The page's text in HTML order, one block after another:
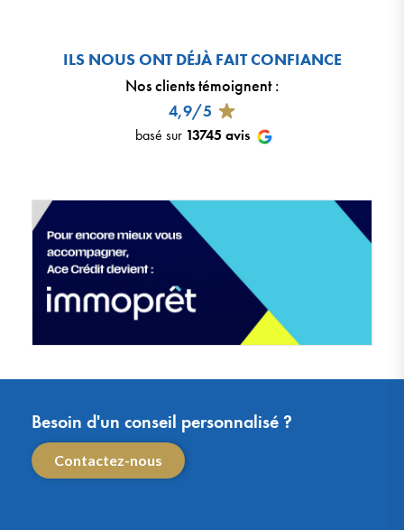
ILS NOUS ONT DÉJÀ FAIT CONFIANCE
Nos clients témoignent:
4,9/5
basé sur 13745 avis
Besoin d'un conseil personnalisé ?
Contactez-nous